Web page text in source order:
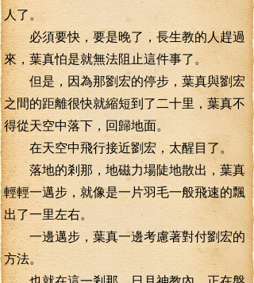
人了。
必須要快，要是晚了，長生教的人趕過
來，葉真怕是就無法阻止這件事了。
但是，因為那劉宏的停步，葉真與劉宏
之間的距離很快就縮短到了二十里，葉真不
得從天空中落下，回歸地面。
在天空中飛行接近劉宏，太醒目了。
落地的剎那，地磁力場陡地散出，葉真
輕輕一邁步，就像是一片羽毛一般飛速的飄
出了一里左右。
一邊邁步，葉真一邊考慮著對付劉宏的
方法。